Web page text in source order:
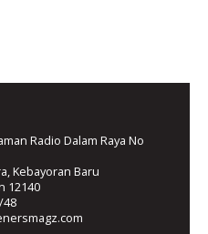
Radio Dalam Raya No
Kebayoran Baru
12140
48